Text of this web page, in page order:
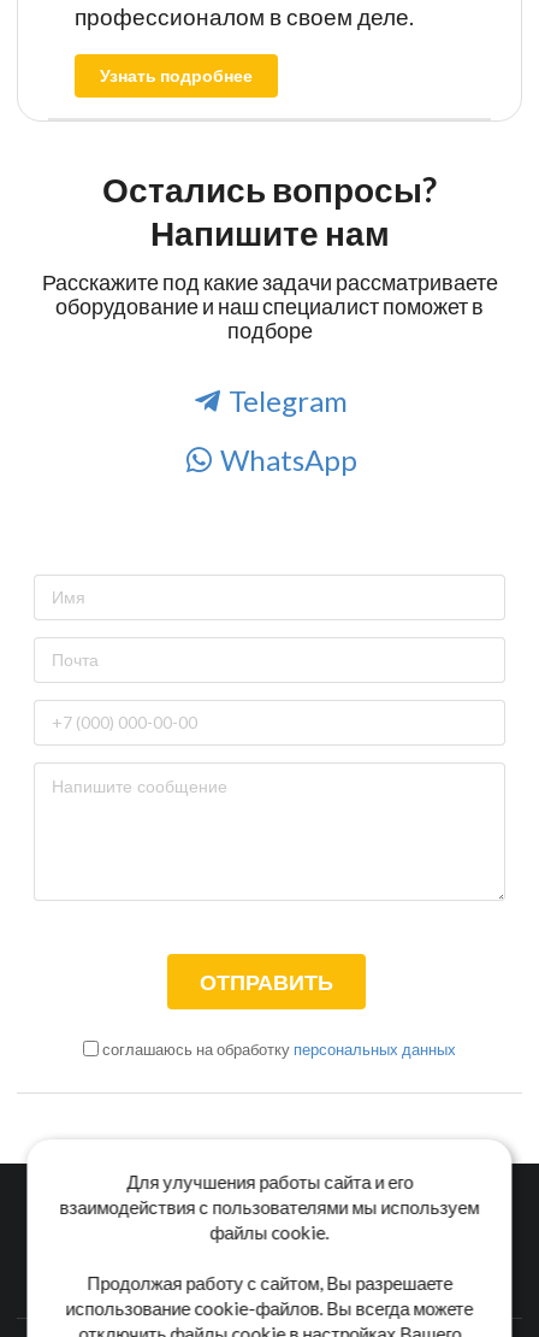
профессионалом в своем деле.
Узнать подробнее
Остались вопросы?
Напишите нам
Расскажите под какие задачи рассматриваете
оборудование и наш специалист поможет в
подборе
Telegram
WhatsApp
соглашаюсь на обработку персональных данных
Контакты
Для улучшения работы сайта и его
взаимодействия с пользователями мы используем
файлы cookie.
Продолжая работу с сайтом, Вы разрешаете
использование cookie-файлов. Вы всегда можете